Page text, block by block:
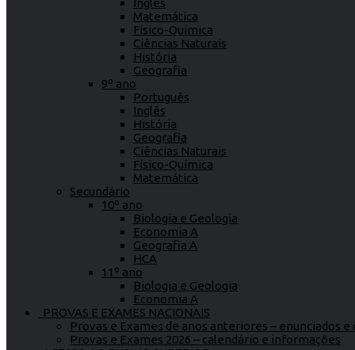
Inglês
Matemática
Físico-Química
Ciências Naturais
História
Geografia
9º ano
Português
Inglês
História
Geografia
Ciências Naturais
Físico-Química
Matemática
Secundário
10º ano
Biologia e Geologia
Economia A
Geografia A
HCA
11º ano
Biologia e Geologia
Economia A
PROVAS E EXAMES NACIONAIS
Provas e Exames de anos anteriores – enunciados
Provas e Exames 2026 – calendário e informações